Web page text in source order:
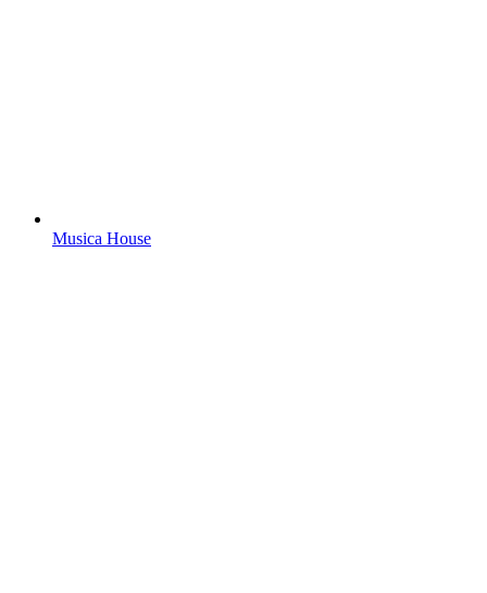
Musica House